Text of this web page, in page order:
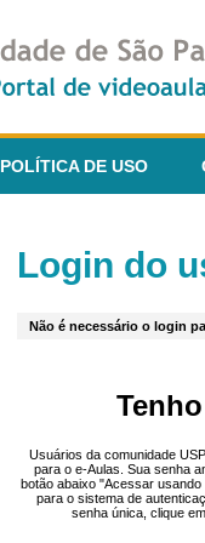
POLÍTICA DE USO
Login do
Não é necessário o login
Usuários da comunidade
para o e-Aulas. Sua senha
botão abaixo "Acessar
para o sistema de
senha única, clique